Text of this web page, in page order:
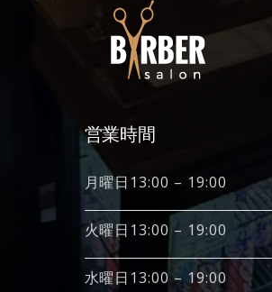
営業時間
月曜日13:00 – 19:00
火曜日13:00 – 19:00
水曜日13:00 – 19:00